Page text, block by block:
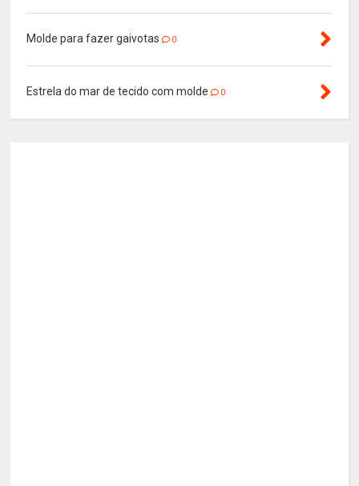
Molde para fazer gaivotas 0
Estrela do mar de tecido com molde 0